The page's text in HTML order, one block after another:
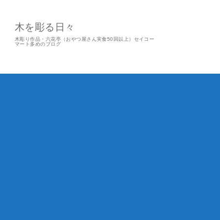
木を彫る日々
木彫り作品・六花亭（おやつ屋さん実食50回以上）セイコー
マート多めのブログ